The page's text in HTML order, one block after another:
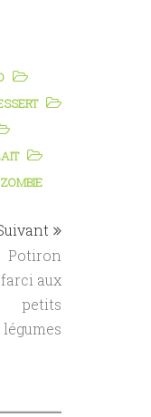
ZOMBIE
Potiron
farci aux
petits
légumes